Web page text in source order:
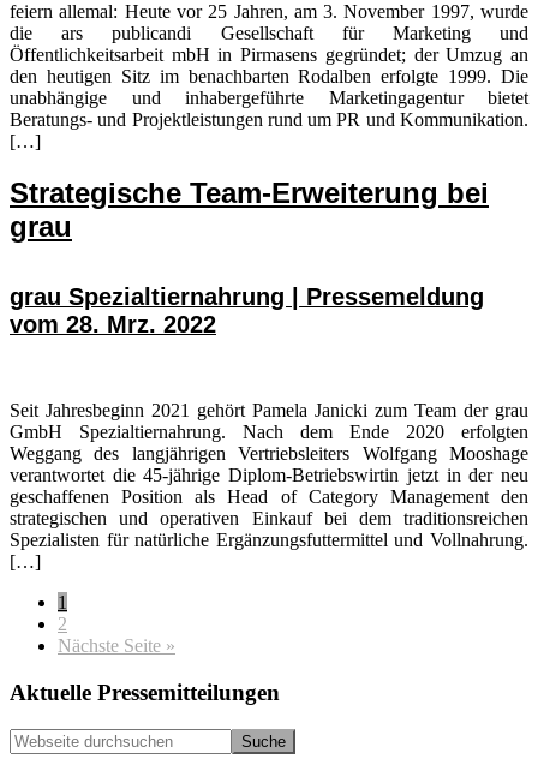
feiern allemal: Heute vor 25 Jahren, am 3. November 1997, wurde
die ars publicandi Gesellschaft für Marketing und
Öffentlichkeitsarbeit mbH in Pirmasens gegründet; der Umzug an
den heutigen Sitz im benachbarten Rodalben erfolgte 1999. Die
unabhängige und inhabergeführte Marketingagentur bietet
Beratungs- und Projektleistungen rund um PR und Kommunikation.
[…]
Strategische Team-Erweiterung bei
grau
grau Spezialtiernahrung | Pressemeldung
vom 28. Mrz. 2022
Seit Jahresbeginn 2021 gehört Pamela Janicki zum Team der grau
GmbH Spezialtiernahrung. Nach dem Ende 2020 erfolgten
Weggang des langjährigen Vertriebsleiters Wolfgang Mooshage
verantwortet die 45-jährige Diplom-Betriebswirtin jetzt in der neu
geschaffenen Position als Head of Category Management den
strategischen und operativen Einkauf bei dem traditionsreichen
Spezialisten für natürliche Ergänzungsfuttermittel und Vollnahrung.
[…]
Seite
1
Seite
2
Nächste Seite aufrufen
»
Seitenspalte
Aktuelle Pressemitteilungen
Webseite
durchsuchen